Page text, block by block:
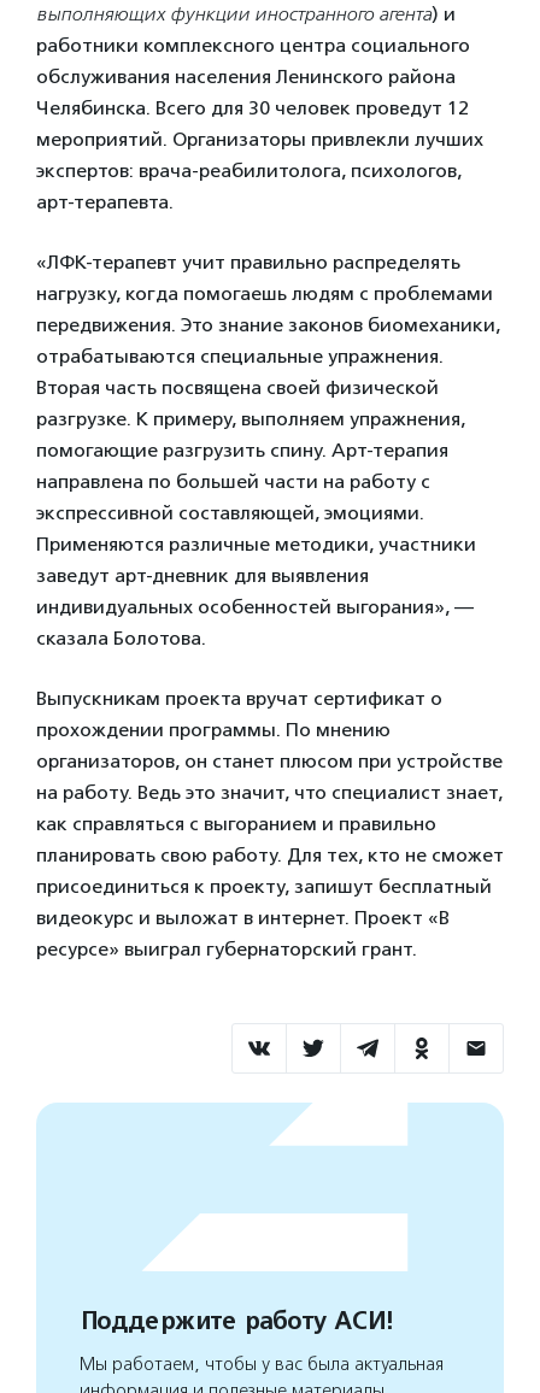
выполняющих функции иностранного агента) и
работники комплексного центра социального
обслуживания населения Ленинского района
Челябинска. Всего для 30 человек проведут 12
мероприятий. Организаторы привлекли лучших
экспертов: врача-реабилитолога, психологов,
арт-терапевта.
«ЛФК-терапевт учит правильно распределять
нагрузку, когда помогаешь людям с проблемами
передвижения. Это знание законов биомеханики,
отрабатываются специальные упражнения.
Вторая часть посвящена своей физической
разгрузке. К примеру, выполняем упражнения,
помогающие разгрузить спину. Арт-терапия
направлена по большей части на работу с
экспрессивной составляющей, эмоциями.
Применяются различные методики, участники
заведут арт-дневник для выявления
индивидуальных особенностей выгорания», —
сказала Болотова.
Выпускникам проекта вручат сертификат о
прохождении программы. По мнению
организаторов, он станет плюсом при устройстве
на работу. Ведь это значит, что специалист знает,
как справляться с выгоранием и правильно
планировать свою работу. Для тех, кто не сможет
присоединиться к проекту, запишут бесплатный
видеокурс и выложат в интернет. Проект «В
ресурсе» выиграл губернаторский грант.
Поддержите работу АСИ!
Мы работаем, чтобы у вас была актуальная